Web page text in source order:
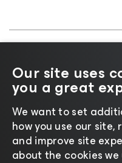
Aviso de
licenciamento |
Our site uses
you a great
We want to set
how you use our
and improve site
about the cookies we